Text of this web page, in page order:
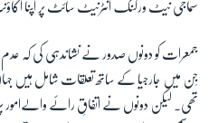
سماجی نیٹ ورکنگ انٹرنیٹ سائٹ پر اپنا
جمعرات کو دونوں صدور نے نشاندہی کی کہ
تھی۔ لیکن دونوں نے اتفاقِ رائے والےامور